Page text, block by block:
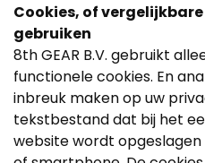
Cookies, of
gebruiken
8th GEAR B.V. gebruikt
functionele cookies. En
inbreuk maken op uw
tekstbestand dat bij het
website wordt